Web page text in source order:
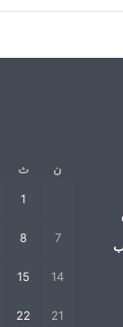
ن ث
1
7
8
14
15
21
22